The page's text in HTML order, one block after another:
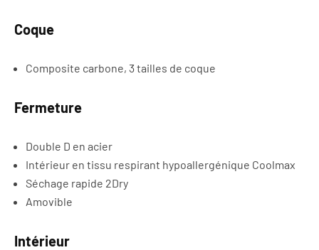
Coque
Composite carbone, 3 tailles de coque
Fermeture
Double D en acier
Intérieur en tissu respirant hypoallergénique Coolmax
Séchage rapide 2Dry
Amovible
Intérieur